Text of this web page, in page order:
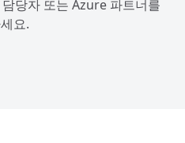
당자 또는 Azure 파트너를
요.